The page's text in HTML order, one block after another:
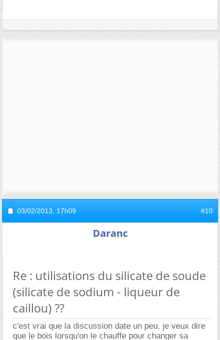
03/02/2013, 17h09 #10
Daranc
Re : utilisations du silicate de soude
(silicate de sodium - liqueur de
caillou) ??
c'est vrai que la discussion date un peu. je veux dire
que le bois lorsqu'on le chauffe pour changer sa